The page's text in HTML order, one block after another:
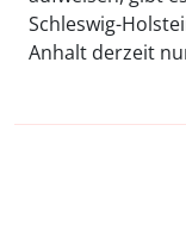
Schleswig-
Anhalt derzeit